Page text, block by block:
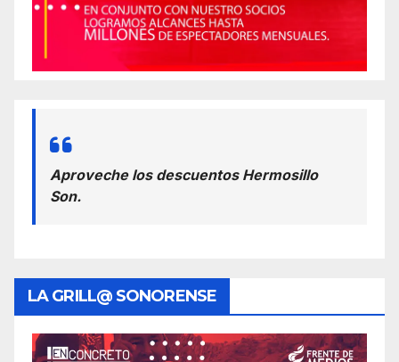
Aproveche los descuentos Hermosillo
Son.
LA GRILL@ SONORENSE